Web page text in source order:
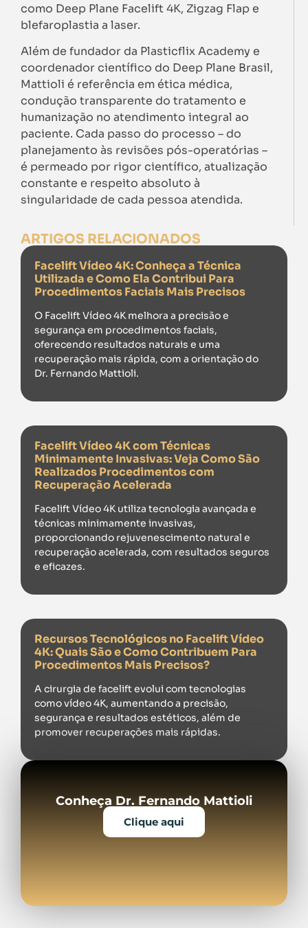
como Deep Plane Facelift 4K, Zigzag Flap e
blefaroplastia a laser.
Além de fundador da Plasticflix Academy e
coordenador científico do Deep Plane Brasil,
Mattioli é referência em ética médica,
condução transparente do tratamento e
humanização no atendimento integral ao
paciente. Cada passo do processo – do
planejamento às revisões pós-operatórias –
é permeado por rigor científico, atualização
constante e respeito absoluto à
singularidade de cada pessoa atendida.
ARTIGOS RELACIONADOS
Facelift Vídeo 4K: Conheça a Técnica
Utilizada e Como Ela Contribui Para
Procedimentos Faciais Mais Precisos
O Facelift Vídeo 4K melhora a precisão e
segurança em procedimentos faciais,
oferecendo resultados naturais e uma
recuperação mais rápida, com a orientação do
Dr. Fernando Mattioli.
Facelift Vídeo 4K com Técnicas
Minimamente Invasivas: Veja Como São
Realizados Procedimentos com
Recuperação Acelerada
Facelift Vídeo 4K utiliza tecnologia avançada e
técnicas minimamente invasivas,
proporcionando rejuvenescimento natural e
recuperação acelerada, com resultados seguros
e eficazes.
Recursos Tecnológicos no Facelift Vídeo
4K: Quais São e Como Contribuem Para
Procedimentos Mais Precisos?
A cirurgia de facelift evolui com tecnologias
como vídeo 4K, aumentando a precisão,
segurança e resultados estéticos, além de
promover recuperações mais rápidas.
Conheça Dr. Fernando Mattioli
Clique aqui